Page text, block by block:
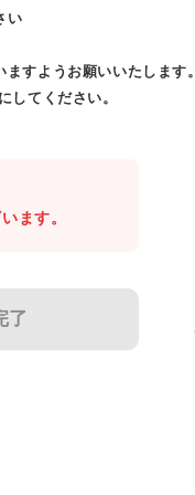
い
すようお願いいたします。
してください。
ます。
了